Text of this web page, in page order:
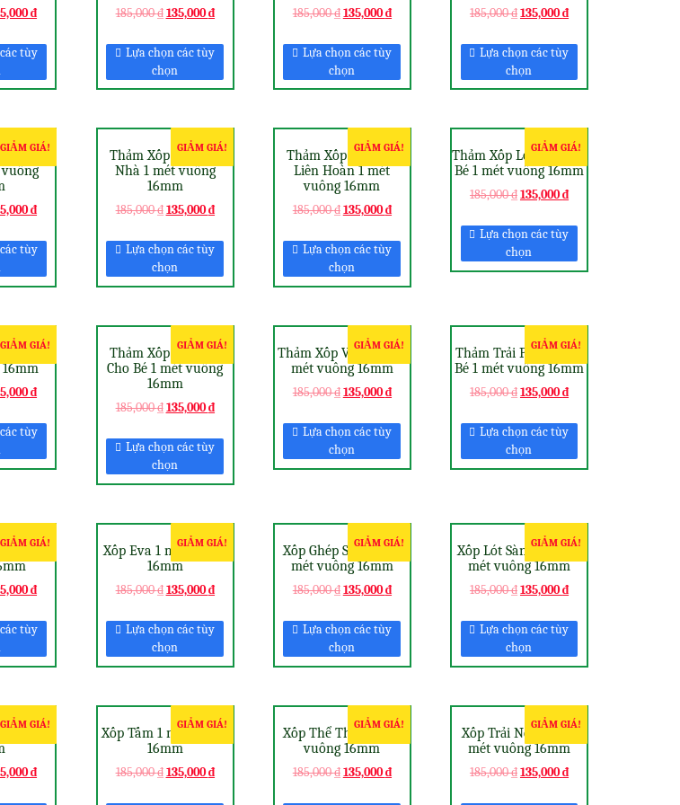
₫
tùy
185,000₫ 135,000₫
Lựa chọn các tùy
chọn
185,000₫135,000₫
Lựa chọn các tùy
chọn
185,000₫135,000₫
Lựa chọn các tùy
chọn
GIẢM GIÁ!
Khu Vui
vuông
₫
tùy
GIẢM GIÁ!
Thảm Xốp Lót Nền
Nhà 1 mét vuông
16mm
185,000₫ 135,000₫
Lựa chọn các tùy
chọn
GIẢM GIÁ!
Thảm Xốp Lót Nhà
Liên Hoàn 1 mét
vuông 16mm
185,000₫135,000₫
Lựa chọn các tùy
chọn
GIẢM GIÁ!
Thảm Xốp Lót Sàn Cho
Bé 1 mét vuông 16mm
185,000₫135,000₫
Lựa chọn các tùy
chọn
GIẢM GIÁ!
Sàn 1
₫
tùy
GIẢM GIÁ!
Thảm Xốp Trải Sàn
Cho Bé 1 mét vuông
16mm
185,000₫ 135,000₫
Lựa chọn các tùy
chọn
GIẢM GIÁ!
Thảm Xốp Việt Nam 1
mét vuông 16mm
185,000₫135,000₫
Lựa chọn các tùy
chọn
GIẢM GIÁ!
Thảm Trải Phòng Cho
Bé 1 mét vuông 16mm
185,000₫135,000₫
Lựa chọn các tùy
chọn
GIẢM GIÁ!
1 mét
₫
tùy
GIẢM GIÁ!
Xốp Eva 1 mét vuông
16mm
185,000₫ 135,000₫
Lựa chọn các tùy
chọn
GIẢM GIÁ!
Xốp Ghép Sàn Nhà 1
mét vuông 16mm
185,000₫135,000₫
Lựa chọn các tùy
chọn
GIẢM GIÁ!
Xốp Lót Sàn Cho Bé 1
mét vuông 16mm
185,000₫135,000₫
Lựa chọn các tùy
chọn
GIẢM GIÁ!
vuông
₫
GIẢM GIÁ!
Xốp Tấm 1 mét vuông
16mm
185,000₫ 135,000₫
GIẢM GIÁ!
Xốp Thể Thao 1 mét
vuông 16mm
185,000₫135,000₫
GIẢM GIÁ!
Xốp Trải Nền Nhà 1
mét vuông 16mm
185,000₫135,000₫